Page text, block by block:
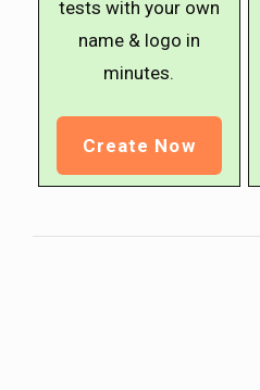
tests with your own
name & logo in
minutes.
Create Now